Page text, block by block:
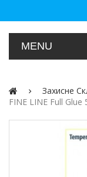
MENU
Захисне
FINE LINE Full